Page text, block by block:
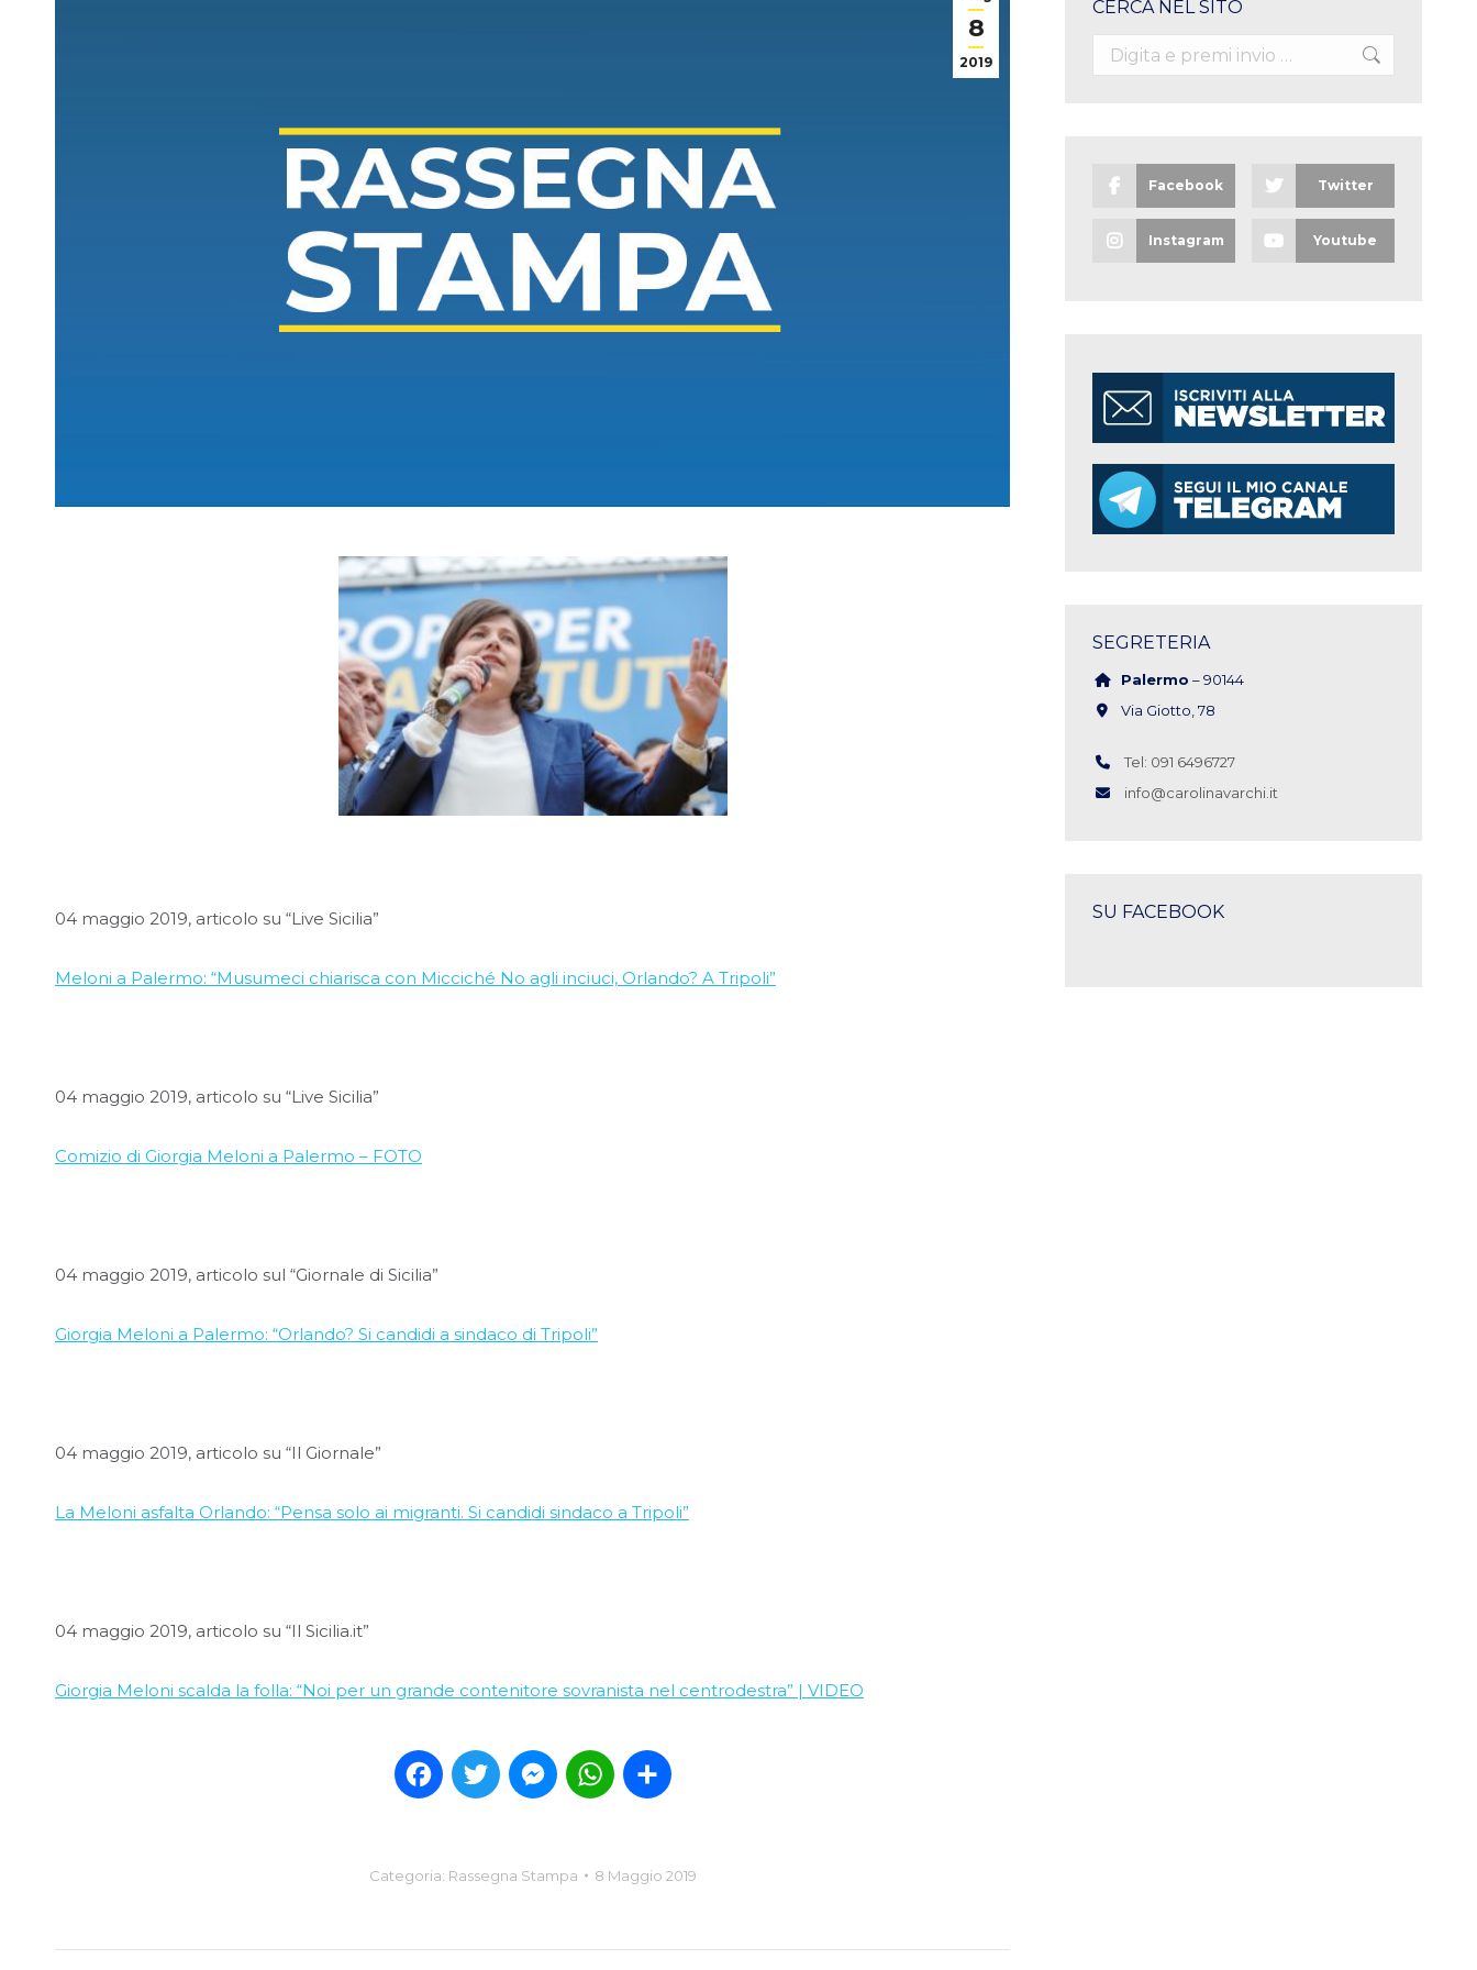
8
2019
04 maggio 2019, articolo su “Live Sicilia”
Meloni a Palermo: “Musumeci chiarisca con Micciché No agli inciuci, Orlando? A Tripoli”
04 maggio 2019, articolo su “Live Sicilia”
Comizio di Giorgia Meloni a Palermo – FOTO
04 maggio 2019, articolo sul “Giornale di Sicilia”
Giorgia Meloni a Palermo: “Orlando? Si candidi a sindaco di Tripoli”
04 maggio 2019, articolo su “Il Giornale”
La Meloni asfalta Orlando: “Pensa solo ai migranti. Si candidi sindaco a Tripoli”
04 maggio 2019, articolo su “Il Sicilia.it”
Giorgia Meloni scalda la folla: “Noi per un grande contenitore sovranista nel centrodestra” | VIDEO
FacebookTwitterMessengerWhatsAppCondividi
Categoria: Rassegna Stampa 8 Maggio 2019
CERCA NEL SITO
Search:
Facebook Twitter
Instagram Youtube
SEGRETERIA
Palermo – 90144
Via Giotto, 78
Tel: 091 6496727
info@carolinavarchi.it
SU FACEBOOK